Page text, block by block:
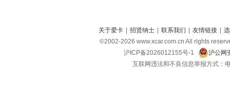
关于爱卡 招贤纳士 联系我们 友情链接
©2002-2026 www.xcar.com.cn All rights
沪ICP备2026012155号-1
沪公网
互联网违法和不良信息举报方式：